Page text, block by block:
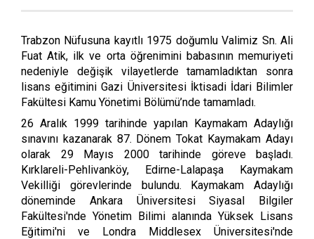
Trabzon Nüfusuna kayıtlı 1975 doğumlu Valimiz Sn. Ali
Fuat Atik, ilk ve orta öğrenimini babasının memuriyeti
nedeniyle değişik vilayetlerde tamamladıktan sonra
lisans eğitimini Gazi Üniversitesi İktisadi İdari Bilimler
Fakültesi Kamu Yönetimi Bölümü’nde tamamladı.
26 Aralık 1999 tarihinde yapılan Kaymakam Adaylığı
sınavını kazanarak 87. Dönem Tokat Kaymakam Adayı
olarak 29 Mayıs 2000 tarihinde göreve başladı.
Kırklareli-Pehlivanköy, Edirne-Lalapaşa Kaymakam
Vekilliği görevlerinde bulundu. Kaymakam Adaylığı
döneminde Ankara Üniversitesi Siyasal Bilgiler
Fakültesi'nde Yönetim Bilimi alanında Yüksek Lisans
Eğitimi'ni ve Londra Middlesex Üniversitesi'nde